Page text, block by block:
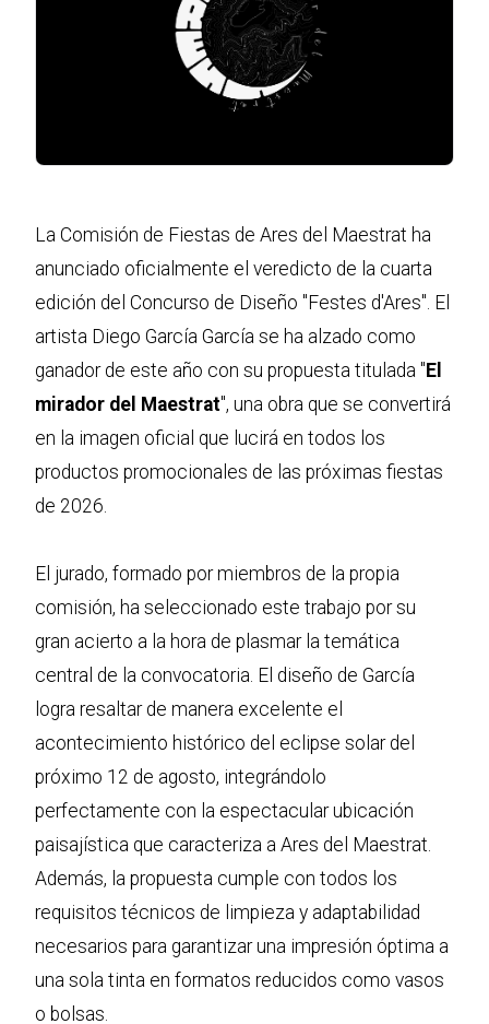
La Comisión de Fiestas de Ares del Maestrat ha
anunciado oficialmente el veredicto de la cuarta
edición del Concurso de Diseño "Festes d'Ares". El
artista Diego García García se ha alzado como
ganador de este año con su propuesta titulada " El
mirador del Maestrat", una obra que se convertirá
en la imagen oficial que lucirá en todos los
productos promocionales de las próximas fiestas
de 2026.
El jurado, formado por miembros de la propia
comisión, ha seleccionado este trabajo por su
gran acierto a la hora de plasmar la temática
central de la convocatoria. El diseño de García
logra resaltar de manera excelente el
acontecimiento histórico del eclipse solar del
próximo 12 de agosto, integrándolo
perfectamente con la espectacular ubicación
paisajística que caracteriza a Ares del Maestrat.
Además, la propuesta cumple con todos los
requisitos técnicos de limpieza y adaptabilidad
necesarios para garantizar una impresión óptima a
una sola tinta en formatos reducidos como vasos
o bolsas.